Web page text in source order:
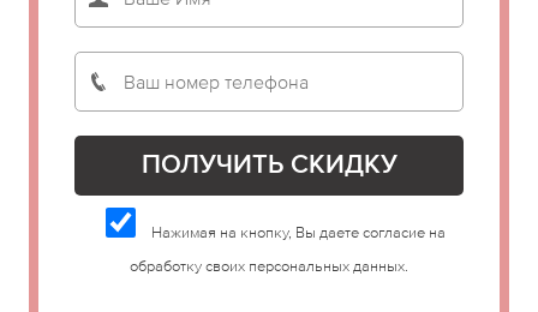
Нажимая на кнопку, Вы даете согласие на
обработку своих персональных данных.